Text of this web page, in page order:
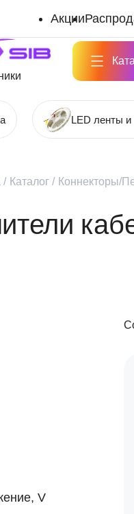
Акции
LED ленты
/ Каталог / Коннекторы/
V